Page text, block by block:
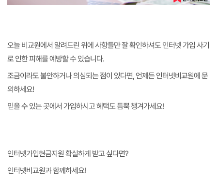
오늘 비교원에서 알려드린 위에 사항들만 잘 확인하셔도 인터넷 가입 사기
로 인한 피해를 예방할 수 있습니다.
조금이라도 불안하거나 의심되는 점이 있다면, 언제든 인터넷비교원에 문
의하세요!
믿을 수 있는 곳에서 가입하시고 혜택도 듬뿍 챙겨가세요!
인터넷가입현금지원 확실하게 받고 싶다면?
인터넷비교원과 함께하세요!